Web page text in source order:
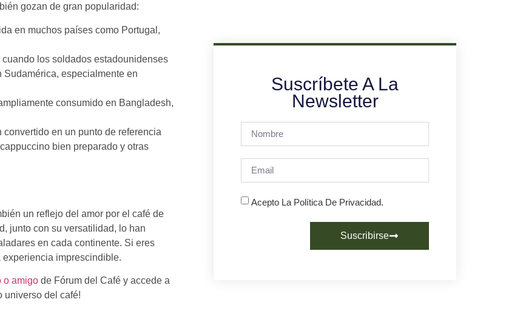
gozan de gran popularidad:
en muchos países como Portugal,
los soldados estadounidenses
especialmente en
consumido en Bangladesh,
en un punto de referencia
bien preparado y otras
un reflejo del amor por el café de
junto con su versatilidad, lo han
en cada continente. Si eres
imprescindible.
o amigo de Fórum del Café y accede a
universo del café!
Suscríbete A La
Newsletter
Acepto La Política De Privacidad.
Suscribirse